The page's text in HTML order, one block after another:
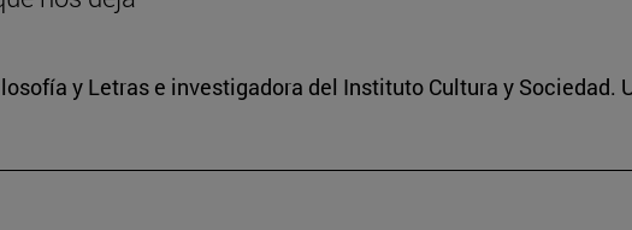
y Letras e investigadora del Instituto Cultura y Sociedad.